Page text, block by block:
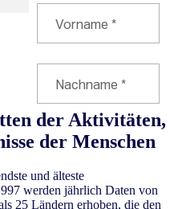
der Aktivitäten,
der Menschen
und älteste
werden jährlich Daten von
25 Ländern erhoben, die den